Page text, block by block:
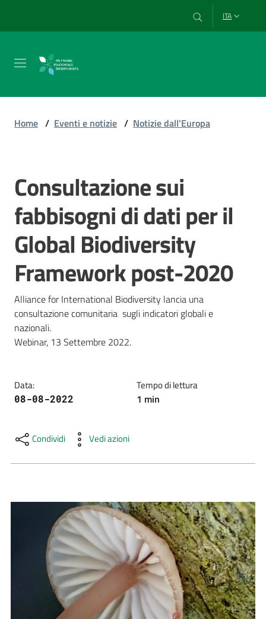
ITA
Chi
usa
dati
Strumenti
e
risorse
Citizen
Progetti
Educazione
formazione
Home / Eventi e notizie / Notizie dall'Europa
Salta al contenuto
Consultazione sui
fabbisogni di dati per il
Global Biodiversity
Framework post-2020
Alliance for International Biodiversity lancia una
consultazione comunitaria  sugli indicatori globali e
nazionali.
Data:
08-08-2022
Tempo di lettura
1 min
Condividi Vedi azioni